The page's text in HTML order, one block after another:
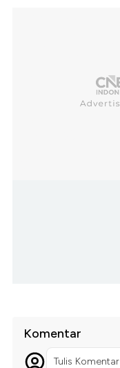
Komentar
Tulis